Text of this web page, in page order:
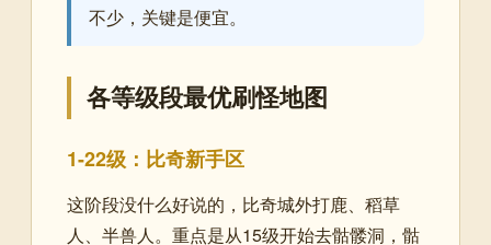
不少，关键是便宜。
各等级段最优刷怪地图
1-22级：比奇新手区
这阶段没什么好说的，比奇城外打鹿、稻草
人、半兽人。重点是从15级开始去骷髅洞，骷